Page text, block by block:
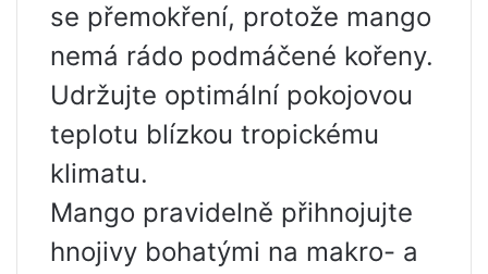
se přemokření, protože mango
nemá rádo podmáčené kořeny.
Udržujte optimální pokojovou
teplotu blízkou tropickému
klimatu.
Mango pravidelně přihnojujte
hnojivy bohatými na makro- a